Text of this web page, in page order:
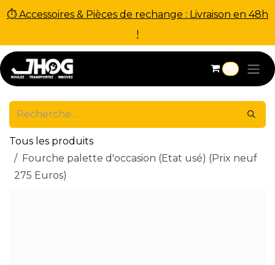
⏱ Accessoires & Pièces de rechange : Livraison en 48h
!
Se rendre au contenu
0
Tous les produits
Fourche palette d'occasion (Etat usé) (Prix neuf
275 Euros)